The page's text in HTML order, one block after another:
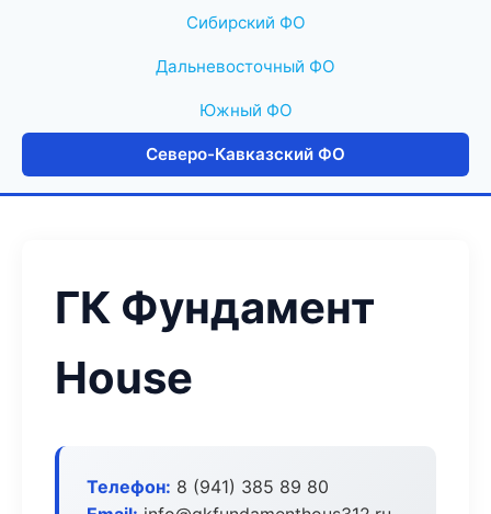
Сибирский ФО
Дальневосточный ФО
Южный ФО
Северо-Кавказский ФО
ГК Фундамент
House
Телефон: 8 (941) 385 89 80